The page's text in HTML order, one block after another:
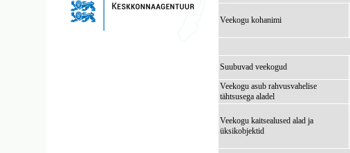
Veekogu kohanimi
Suubuvad veekogud
Veekogu asub rahvusvahelise
tähtsusega aladel
Veekogu kaitsealused alad ja
üksikobjektid